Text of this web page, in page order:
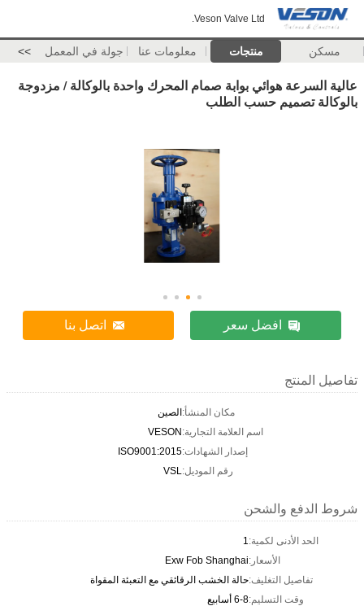
Veson Valve Ltd.
مسكن منتجات معلومات عنا جولة في المعمل >>
عالية السرعة هوائي بوابة صمام المحرك واحدة بالوكالة / مزدوجة
بالوكالة تصميم حسب الطلب
افضل سعر اتصل بنا
تفاصيل المنتج
مكان المنشأ:الصين
اسم العلامة التجارية:VESON
إصدار الشهادات:ISO9001:2015
رقم الموديل:VSL
شروط الدفع والشحن
الحد الأدنى لكمية:1
الأسعار:Exw Fob Shanghai
تفاصيل التغليف:حالة الخشب الرقائقي مع التعبئة المقواة
وقت التسليم:6-8 أسابيع